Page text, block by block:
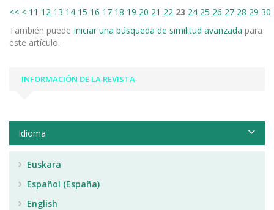
<< < 11 12 13 14 15 16 17 18 19 20 21 22 23 24 25 26 27 28 29 30
También puede Iniciar una búsqueda de similitud avanzada para
este artículo.
INFORMACIÓN DE LA REVISTA
Idioma
Euskara
Español (España)
English